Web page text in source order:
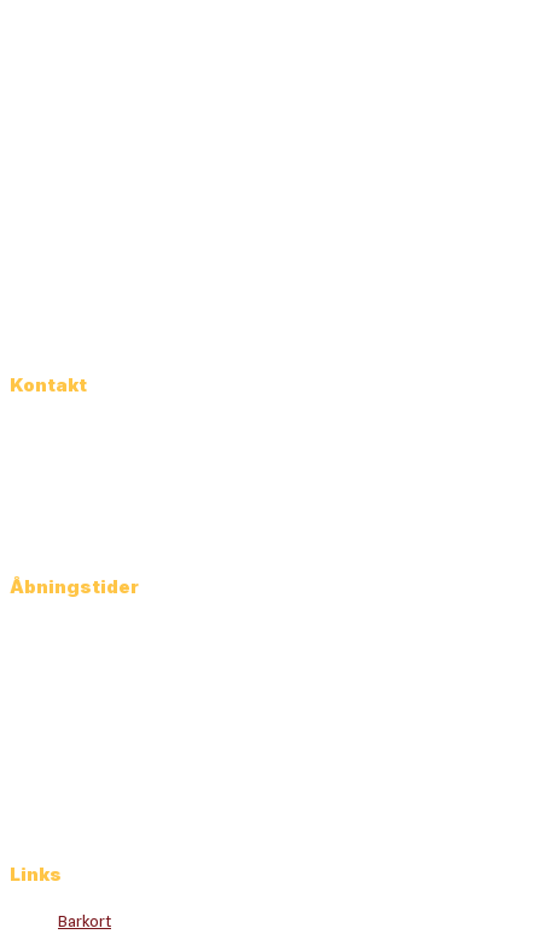
Kontakt
Åbningstider
Links
Barkort